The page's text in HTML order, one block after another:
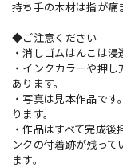
持ち手の木材は指が痛
◆ご注意ください
・消しゴムはんこは浸
・インクカラーや押
あります。
・写真は見本作品で
ります。
・作品はすべて完成
ンクの付着跡が残って
ます。